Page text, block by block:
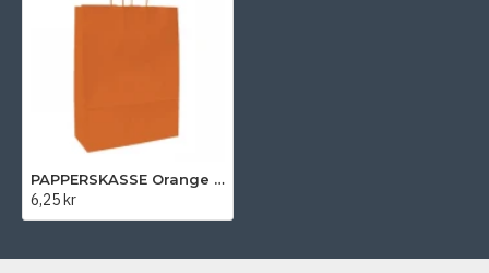
PAPPERSKASSE Orange - 32x13x42,5 cm
6,25 kr